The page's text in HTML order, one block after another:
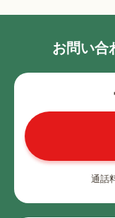
お問い合
通話